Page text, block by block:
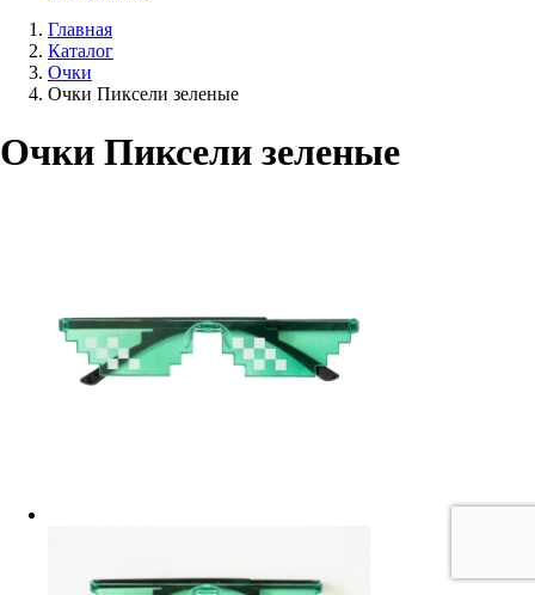
Главная
Каталог
Очки
Очки Пиксели зеленые
Очки Пиксели зеленые